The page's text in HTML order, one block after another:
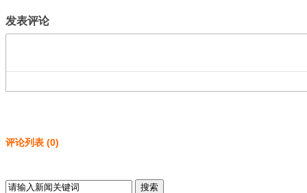
发表评论
评论列表 (0)